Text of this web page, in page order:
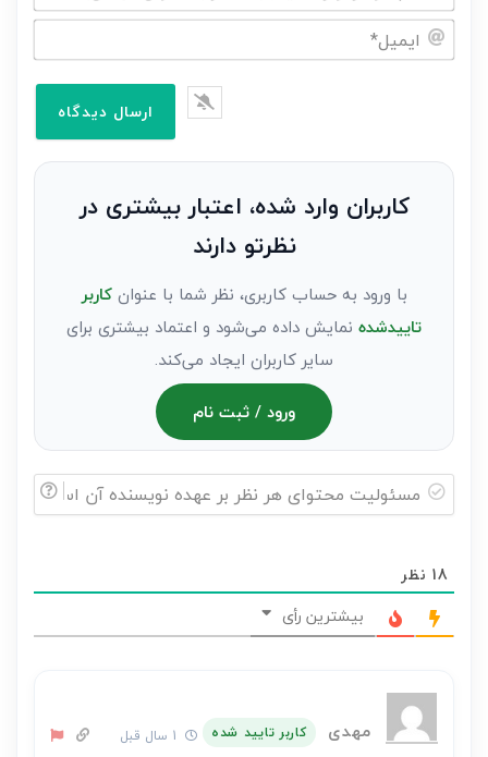
نام
خود
نظر
کاربران وارد شده، اعتبار بیشتری در
نظرتو دارند
با ورود به حساب کاربری، نظر شما با عنوانکاربر
تاییدشده نمایش داده می‌شود و اعتماد بیشتری برای
سایر کاربران ایجاد می‌کند.
ورود / ثبت نام
هر
نظر
بر
نویسنده
18 نظر
بیشترین رأی
مهدی کاربر تایید شده